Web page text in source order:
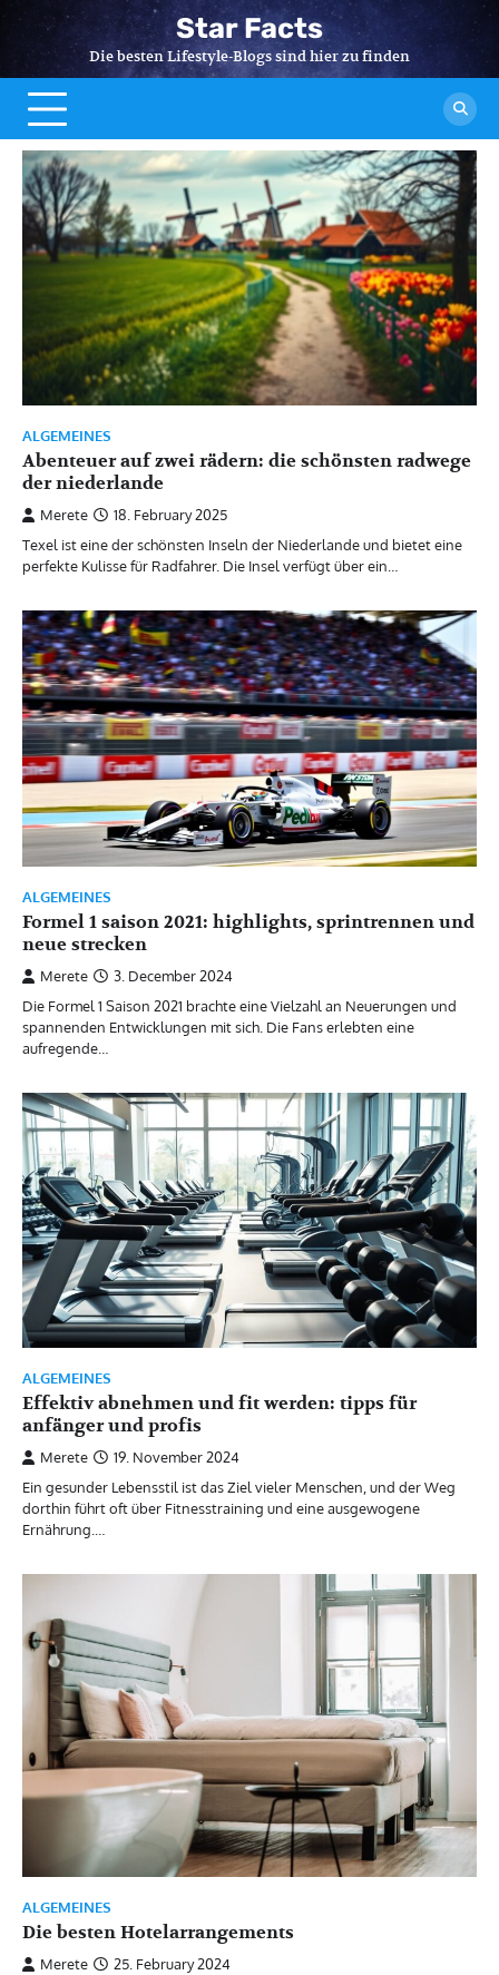
Skip
content
Star Facts
Die besten Lifestyle-Blogs sind hier zu finden
ALGEMEINES
Abenteuer auf zwei rädern: die schönsten radwege
der niederlande
Merete
18. February 2025
Texel ist eine der schönsten Inseln der Niederlande und bietet eine
perfekte Kulisse für Radfahrer. Die Insel verfügt über ein…
ALGEMEINES
Formel 1 saison 2021: highlights, sprintrennen und
neue strecken
Merete
3. December 2024
Die Formel 1 Saison 2021 brachte eine Vielzahl an Neuerungen und
spannenden Entwicklungen mit sich. Die Fans erlebten eine
aufregende…
ALGEMEINES
Effektiv abnehmen und fit werden: tipps für
anfänger und profis
Merete
19. November 2024
Ein gesunder Lebensstil ist das Ziel vieler Menschen, und der Weg
dorthin führt oft über Fitnesstraining und eine ausgewogene
Ernährung.…
ALGEMEINES
Die besten Hotelarrangements
Merete
25. February 2024